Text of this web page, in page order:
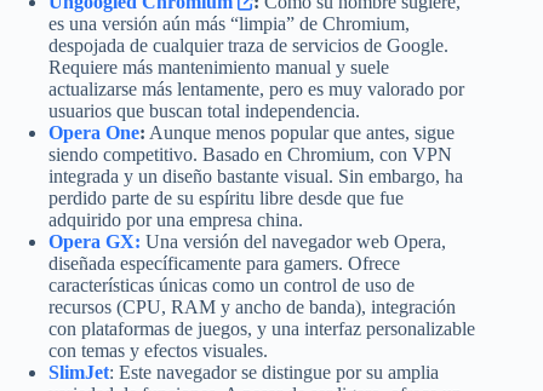
es una versión aún más “limpia” de Chromium,
despojada de cualquier traza de servicios de Google.
Requiere más mantenimiento manual y suele
actualizarse más lentamente, pero es muy valorado por
usuarios que buscan total independencia.
Opera One: Aunque menos popular que antes, sigue
siendo competitivo. Basado en Chromium, con VPN
integrada y un diseño bastante visual. Sin embargo, ha
perdido parte de su espíritu libre desde que fue
adquirido por una empresa china.
Opera GX: Una versión del navegador web Opera,
diseñada específicamente para gamers. Ofrece
características únicas como un control de uso de
recursos (CPU, RAM y ancho de banda), integración
con plataformas de juegos, y una interfaz personalizable
con temas y efectos visuales.
SlimJet: Este navegador se distingue por su amplia